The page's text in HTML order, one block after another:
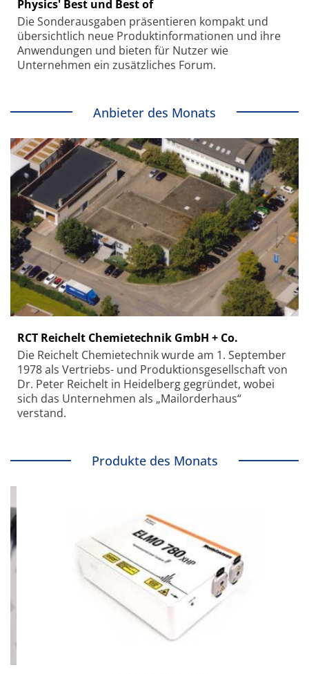
Physics' Best und Best of
Die Sonder­ausgaben präsentieren kompakt und
übersichtlich neue Produkt­informationen und ihre
Anwendungen und bieten für Nutzer wie
Unternehmen ein zusätzliches Forum.
Anbieter des Monats
RCT Reichelt Chemietechnik GmbH + Co.
Die Reichelt Chemietechnik wurde am 1. September
1978 als Vertriebs- und Produktionsgesellschaft von
Dr. Peter Reichelt in Heidelberg gegründet, wobei
sich das Unternehmen als „Mailorderhaus“
verstand.
Produkte des Monats